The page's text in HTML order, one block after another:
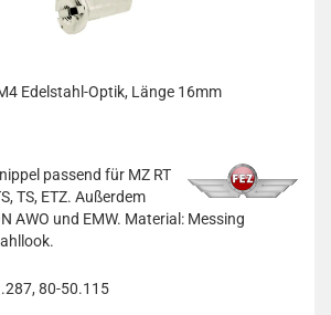
Edelstahl-Optik, Länge 16mm
passend für MZ RT
TS, ETZ. Außerdem
AWO und EMW. Material: Messing
80-50.115